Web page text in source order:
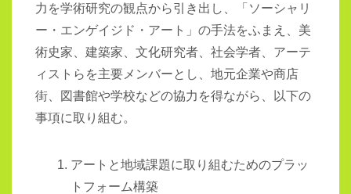
力を学術研究の観点から引き出し、「ソーシャリ
ー・エンゲイジド・アート」の手法をふまえ、美
術史家、建築家、文化研究者、社会学者、アーテ
ィストらを主要メンバーとし、地元企業や商店
街、図書館や学校などの協力を得ながら、以下の
事項に取り組む。
アートと地域課題に取り組むためのプラッ
トフォーム構築